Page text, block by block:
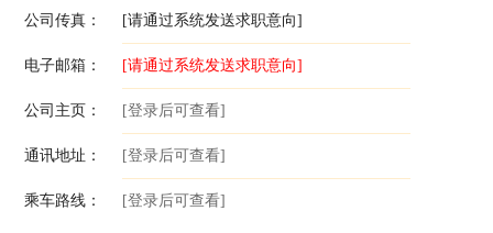
公司传真： [请通过系统发送求职意向]
电子邮箱： [请通过系统发送求职意向]
公司主页： [登录后可查看]
通讯地址： [登录后可查看]
乘车路线： [登录后可查看]